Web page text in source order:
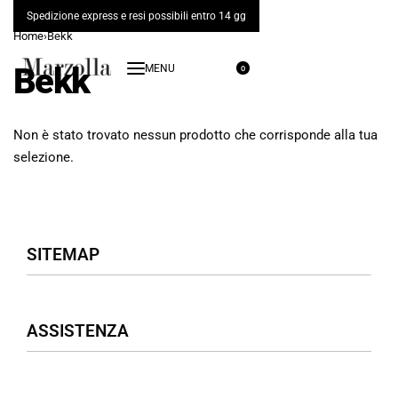
Spedizione express e resi possibili entro 14 gg
0
Home›Bekk
Bekk
Non è stato trovato nessun prodotto che corrisponde alla tua
selezione.
SITEMAP
Donna
ASSISTENZA